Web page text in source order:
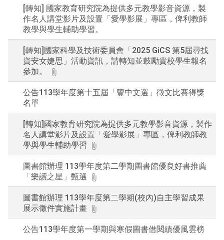
[轉知] 國家教育研究院為提供多元教學影音資源，製
作名人講堂影片及設置「愛學影展」專區，俾利教師
教學與學生輔助學習。
[轉知]國家科學及技術委員會「2025 GiCS 第5屆尋找
資安女婕思」活動資訊，請轉知並鼓勵貴校學生報名
參加。
公告113學年度第十五屆「豐中文選」徵文比賽得獎
名單
[轉知]國家教育研究院為提供多元教學影音資源，製作
名人講堂影片及設置「愛學影展」專區，俾利教師教
學與學生輔助學習
圖書館辦理 113學年度第二學期圖書館優良好書推薦
「樂讀之星」甄選
圖書館辦理 113學年度第二學期(校內)自主學習成果
展示徵件實施計畫
公告113學年度第一學期與寒假圖書借閱績優風雲榜